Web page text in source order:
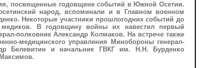
посвященные годовщине событий в Южной Осетии.
народ, вспоминали и в Главном военном
Некоторые участники прошлогодних событий до
В годовщину войны их навестил первый
полковник Александр Колмаков. На встрече также
медицинского управления Минобороны генерал-
Белевитин и начальник ГВКГ им. Н.Н. Бурденко